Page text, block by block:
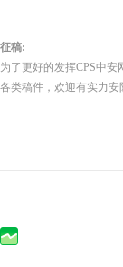
征稿:
为了更好的发挥CPS中
各类稿件，欢迎有实力安